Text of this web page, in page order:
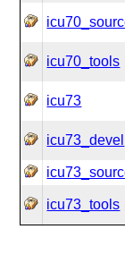
icu70_tools
icu73
icu73_devel
icu73_tools